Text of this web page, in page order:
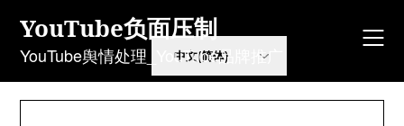
content
YouTube负面压制
YouTube舆情处理_YouTube品牌推广